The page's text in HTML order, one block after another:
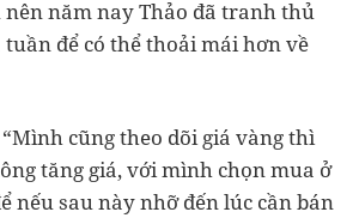
năm nay Thảo đã tranh thủ
để có thể thoải mái hơn về
cũng theo dõi giá vàng thì
tăng giá, với mình chọn mua ở
nếu sau này nhỡ đến lúc cần bán